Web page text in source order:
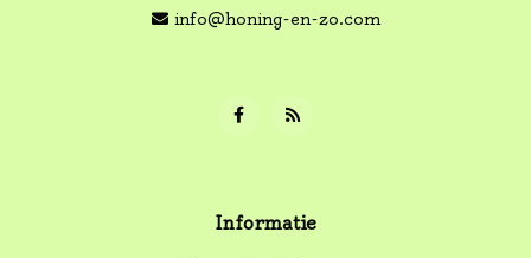
info@honing-en-zo.com
Informatie